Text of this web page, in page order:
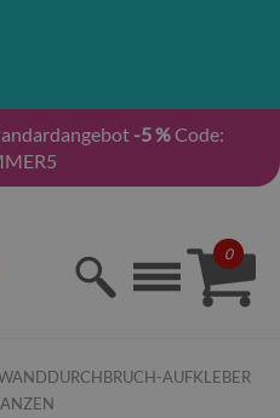
-5 %Code:
0
AUFKLEBER